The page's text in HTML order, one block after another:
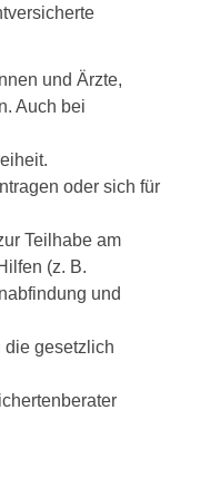
und Ärzte,
Auch bei
oder sich für
Teilhabe am
(z. B.
und
die gesetzlich